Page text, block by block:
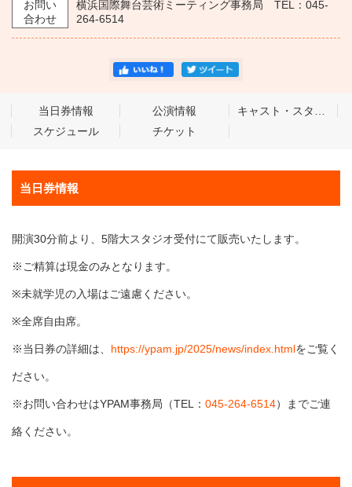
お問い
合わせ
横浜国際舞台芸術ミーティング事務局 TEL：045-
264-6514
当日券情報 公演情報
キャスト・スタッフ
スケジュール
チケット
当日券情報
開演30分前より、5階大スタジオ受付にて販売いたします。
※ご精算は現金のみとなります。
※未就学児の入場はご遠慮ください。
※全席自由席。
※当日券の詳細は、 https://ypam.jp/2025/news/index.htmlをご覧く
ださい。
※お問い合わせはYPAM事務局（TEL： 045-264-6514）までご連
絡ください。